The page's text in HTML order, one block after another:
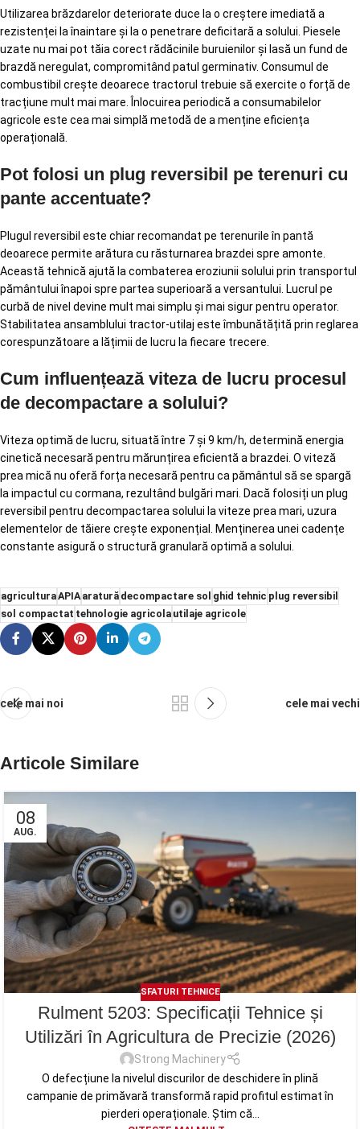
Utilizarea brăzdarelor deteriorate duce la o creștere imediată a
rezistenței la înaintare și la o penetrare deficitară a solului. Piesele
uzate nu mai pot tăia corect rădăcinile buruienilor și lasă un fund de
brazdă neregulat, compromitând patul germinativ. Consumul de
combustibil crește deoarece tractorul trebuie să exercite o forță de
tracțiune mult mai mare. Înlocuirea periodică a consumabilelor
agricole este cea mai simplă metodă de a menține eficiența
operațională.
Pot folosi un plug reversibil pe terenuri cu
pante accentuate?
Plugul reversibil este chiar recomandat pe terenurile în pantă
deoarece permite arătura cu răsturnarea brazdei spre amonte.
Această tehnică ajută la combaterea eroziunii solului prin transportul
pământului înapoi spre partea superioară a versantului. Lucrul pe
curbă de nivel devine mult mai simplu și mai sigur pentru operator.
Stabilitatea ansamblului tractor-utilaj este îmbunătățită prin reglarea
corespunzătoare a lățimii de lucru la fiecare trecere.
Cum influențează viteza de lucru procesul
de decompactare a solului?
Viteza optimă de lucru, situată între 7 și 9 km/h, determină energia
cinetică necesară pentru mărunțirea eficientă a brazdei. O viteză
prea mică nu oferă forța necesară pentru ca pământul să se spargă
la impactul cu cormana, rezultând bulgări mari. Dacă folosiți un plug
reversibil pentru decompactarea solului la viteze prea mari, uzura
elementelor de tăiere crește exponențial. Menținerea unei cadențe
constante asigură o structură granulară optimă a solului.
agriculturaAPIAaraturădecompactare sol ghid tehnic plug reversibil
sol compactat tehnologie agricolautilaje agricole
cele mai noi cele mai vechi
Articole Similare
08
AUG.
SFATURI TEHNICE
Rulment 5203: Specificații Tehnice și
Utilizări în Agricultura de Precizie (2026)
Strong Machinery
O defecțiune la nivelul discurilor de deschidere în plină
campanie de primăvară transformă rapid profitul estimat în
pierderi operaționale. Știm că...